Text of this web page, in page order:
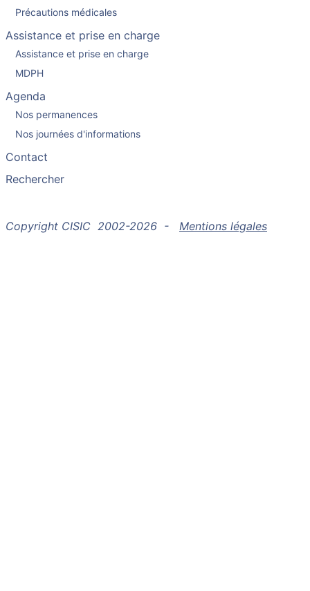
Précautions médicales
Assistance et prise en charge
Assistance et prise en charge
MDPH
Agenda
Nos permanences
Nos journées d'informations
Contact
Rechercher
Copyright CISIC 2002-2026 - Mentions légales